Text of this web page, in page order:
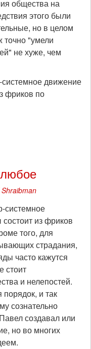
общества на
этого были
но в целом
"умели
не хуже, чем
системное движение
фриков по
системное
из фриков
того, для
страдания,
часто кажутся
стоит
и нелепостей.
и так
сознательно
создавал или
но во многих